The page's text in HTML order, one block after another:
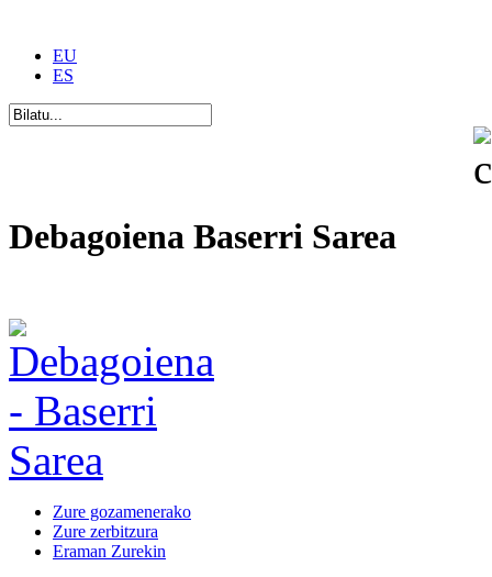
EU
ES
Debagoiena Baserri Sarea
Zure gozamenerako
Zure zerbitzura
Eraman Zurekin